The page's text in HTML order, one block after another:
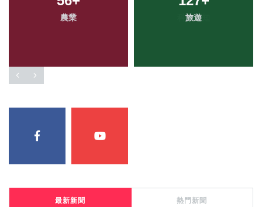
農業 旅遊
最新新聞 熱門新聞